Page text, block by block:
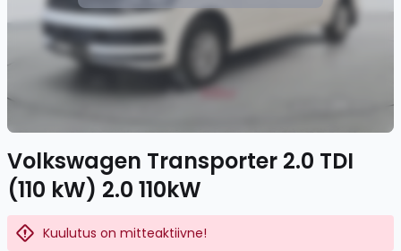
Volkswagen Transporter 2.0 TDI
(110 kW) 2.0 110kW
Kuulutus on mitteaktiivne!